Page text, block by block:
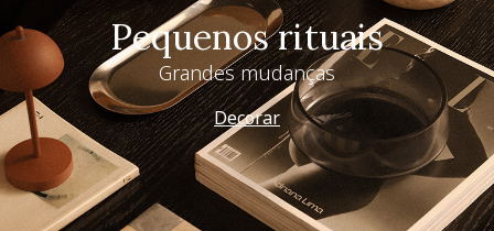
Pequenos rituais
Grandes mudanças
Decorar